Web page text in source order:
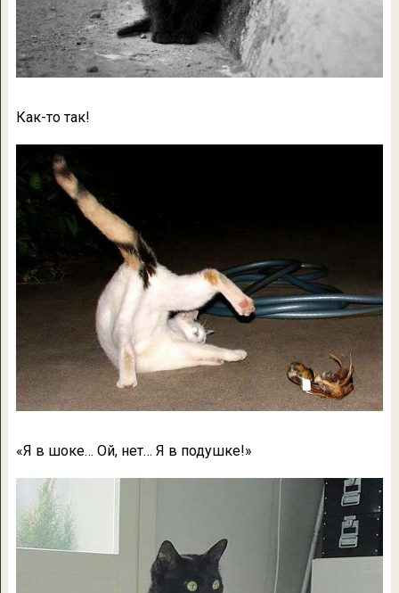
Как-то так!
«Я в шоке… Ой, нет… Я в подушке!»